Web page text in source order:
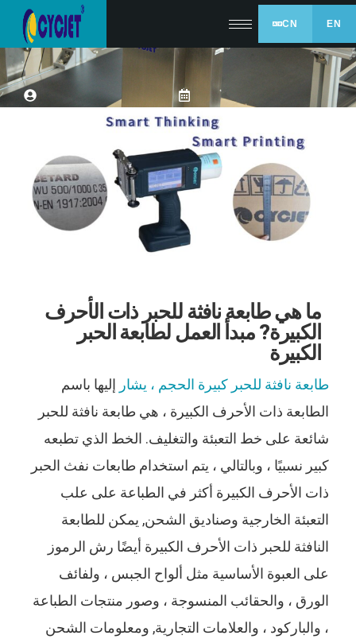
CN EN
ما هي طابعة نافثة للحبر ذات الأحرف
الكبيرة? مبدأ العمل لطابعة الحبر
الكبيرة
طابعة نافثة للحبر كبيرة الحجم ، يشار إليها باسم
الطابعة ذات الأحرف الكبيرة ، هي طابعة نافثة للحبر
شائعة على خط التعبئة والتغليف. الخط الذي تطبعه
كبير نسبيًا ، وبالتالي ، يتم استخدام طابعات نفث الحبر
ذات الأحرف الكبيرة أكثر في الطباعة على علب
التعبئة الخارجية وصناديق الشحن, يمكن للطابعة
النافثة للحبر ذات الأحرف الكبيرة أيضًا رش الرموز
على العبوة الأساسية مثل ألواح الجبس ، ولفائف
الورق ، والحقائب المنسوجة ، وصور منتجات الطباعة
، والباركود ، والعلامات التجارية, ومعلومات الشحن